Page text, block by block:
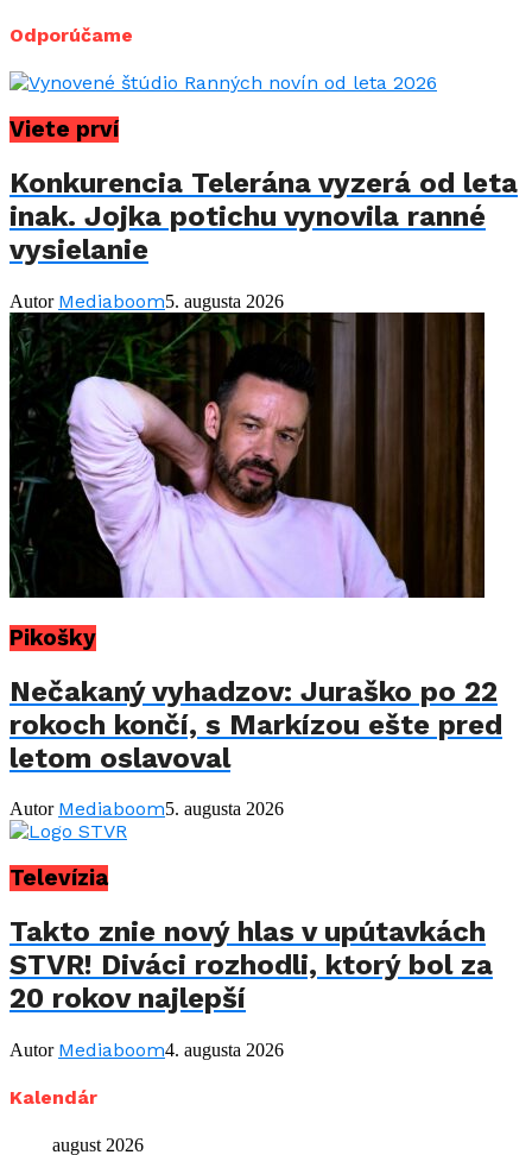
Odporúčame
Viete prví
Konkurencia Telerána vyzerá od leta
inak. Jojka potichu vynovila ranné
vysielanie
Autor Mediaboom5. augusta 2026
Pikošky
Nečakaný vyhadzov: Juraško po 22
rokoch končí, s Markízou ešte pred
letom oslavoval
Autor Mediaboom5. augusta 2026
Televízia
Takto znie nový hlas v upútavkách
STVR! Diváci rozhodli, ktorý bol za
20 rokov najlepší
Autor Mediaboom4. augusta 2026
Kalendár
august 2026